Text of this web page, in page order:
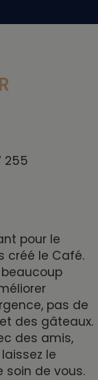
255
pour le
créé le Café.
pas de
des gâteaux.
des amis,
le
soin de vous.